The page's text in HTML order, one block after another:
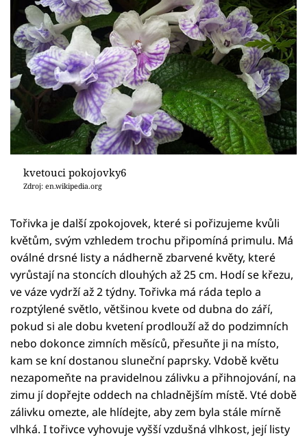
kvetouci pokojovky6
Zdroj: en.wikipedia.org
Tořivka je další zpokojovek, které si pořizujeme kvůli
květům, svým vzhledem trochu připomíná primulu. Má
oválné drsné listy a nádherně zbarvené květy, které
vyrůstají na stoncích dlouhých až 25 cm. Hodí se křezu,
ve váze vydrží až 2 týdny. Tořivka má ráda teplo a
rozptýlené světlo, většinou kvete od dubna do září,
pokud si ale dobu kvetení prodlouží až do podzimních
nebo dokonce zimních měsíců, přesuňte ji na místo,
kam se kní dostanou sluneční paprsky. Vdobě květu
nezapomeňte na pravidelnou zálivku a přihnojování, na
zimu jí dopřejte oddech na chladnějším místě. Vté době
zálivku omezte, ale hlídejte, aby zem byla stále mírně
vlhká. I tořivce vyhovuje vyšší vzdušná vlhkost, její listy